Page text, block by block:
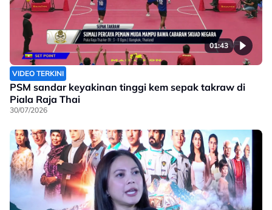
01:43
VIDEO TERKINI
PSM sandar keyakinan tinggi kem sepak takraw di
Piala Raja Thai
30/07/2026